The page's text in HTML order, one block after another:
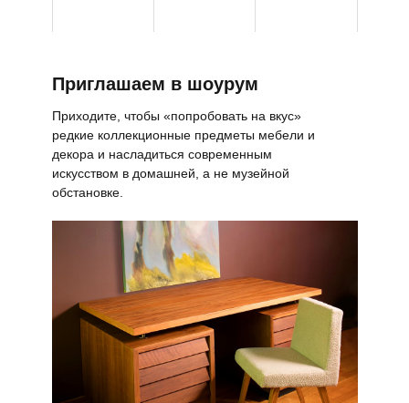
Приглашаем в шоурум
Приходите, чтобы «попробовать на вкус»
редкие коллекционные предметы мебели и
декора и насладиться современным
искусством в домашней, а не музейной
обстановке.